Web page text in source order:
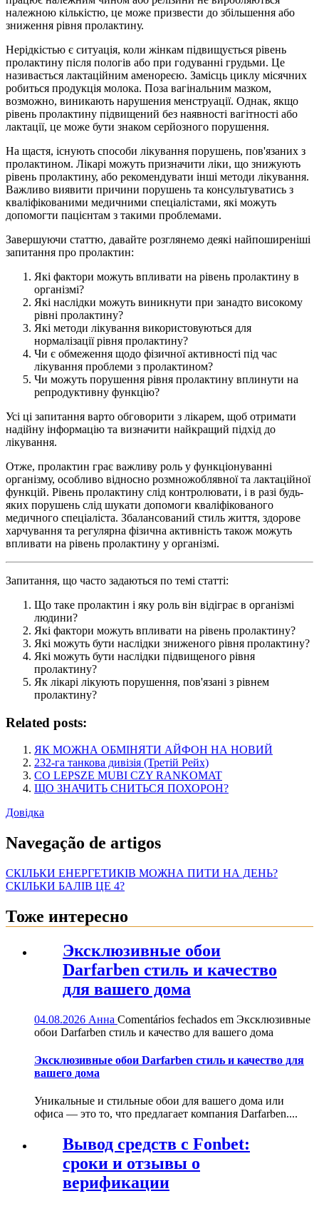
належною кількістю, це може призвести до збільшення або
зниження рівня пролактину.
Нерідкістью є ситуація, коли жінкам підвищується рівень
пролактину після пологів або при годуванні грудьми. Це
називається лактаційним аменореєю. Замісць циклу місячних
робиться продукція молока. Поза вагінальним мазком,
возможно, виникають нарушения менструації. Однак, якщо
рівень пролактину підвищений без наявності вагітності або
лактації, це може бути знаком серйозного порушення.
На щастя, існують способи лікування порушень, пов'язаних з
пролактином. Лікарі можуть призначити ліки, що знижують
рівень пролактину, або рекомендувати інші методи лікування.
Важливо виявити причини порушень та консультуватись з
кваліфікованими медичними спеціалістами, які можуть
допомогти пацієнтам з такими проблемами.
Завершуючи статтю, давайте розглянемо деякі найпоширеніші
запитання про пролактин:
Які фактори можуть впливати на рівень пролактину в
організмі?
Які наслідки можуть виникнути при занадто високому
рівні пролактину?
Які методи лікування використовуються для
нормалізації рівня пролактину?
Чи є обмеження щодо фізичної активності під час
лікування проблеми з пролактином?
Чи можуть порушення рівня пролактину вплинути на
репродуктивну функцію?
Усі ці запитання варто обговорити з лікарем, щоб отримати
надійну інформацію та визначити найкращий підхід до
лікування.
Отже, пролактин грає важливу роль у функціонуванні
організму, особливо відносно розмножоблявної та лактаційної
функцій. Рівень пролактину слід контролювати, і в разі будь-
яких порушень слід шукати допомоги кваліфікованого
медичного спеціаліста. Збалансований стиль життя, здорове
харчування та регулярна фізична активність також можуть
впливати на рівень пролактину у організмі.
Запитання, що часто задаються по темі статті:
Що таке пролактин і яку роль він відіграє в організмі
людини?
Які фактори можуть впливати на рівень пролактину?
Які можуть бути наслідки зниженого рівня пролактину?
Які можуть бути наслідки підвищеного рівня
пролактину?
Як лікарі лікують порушення, пов'язані з рівнем
пролактину?
Related posts:
ЯК МОЖНА ОБМІНЯТИ АЙФОН НА НОВИЙ
232-га танкова дивізія (Третій Рейх)
CO LEPSZE MUBI CZY RANKOMAT
ЩО ЗНАЧИТЬ СНИТЬСЯ ПОХОРОН?
Довідка
Navegação de artigos
СКІЛЬКИ ЕНЕРГЕТИКІВ МОЖНА ПИТИ НА ДЕНЬ?
СКІЛЬКИ БАЛІВ ЦЕ 4?
Тоже интересно
Эксклюзивные обои
Darfarben стиль и качество
для вашего дома
04.08.2026 Анна Comentários fechados em Эксклюзивные
обои Darfarben стиль и качество для вашего дома
Эксклюзивные обои Darfarben стиль и качество для
вашего дома
Уникальные и стильные обои для вашего дома или
офиса — это то, что предлагает компания Darfarben....
Вывод средств с Fonbet:
сроки и отзывы о
верификации